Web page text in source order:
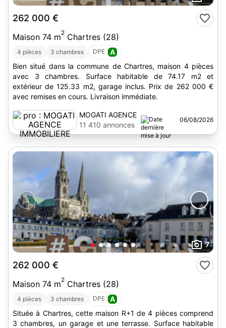
262 000 €
Maison 74 m2 Chartres (28)
4 pièces 3 chambres DPE : A
Bien situé dans la commune de Chartres, maison 4 pièces
avec 3 chambres. Surface habitable de 74.17 m2 et
extérieur de 125.33 m2, garage inclus. Prix de 262 000 €
avec remises en cours. Livraison immédiate.
MOGATI AGENCE
IMMOBILIERE
11 410 annonces
06/08/2026
7
262 000 €
Maison 74 m2 Chartres (28)
4 pièces 3 chambres DPE : A
Située à Chartres, cette maison R+1 de 4 pièces comprend
3 chambres, un garage et une terrasse. Surface habitable